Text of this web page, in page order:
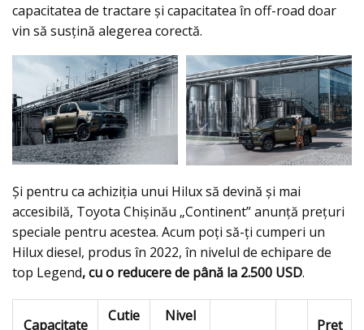
capacitatea de tractare și capacitatea în off-road doar
vin să susțină alegerea corectă.
Şi pentru ca achiziția unui Hilux să devină și mai
accesibilă, Toyota Chișinău „Continent” anunță prețuri
speciale pentru acestea. Acum poți să-ți cumperi un
Hilux diesel, produs în 2022, în nivelul de echipare de
top Legend, cu o reducere de până la 2.500 USD.
Capacitate
Cutie
Nivel
Preț